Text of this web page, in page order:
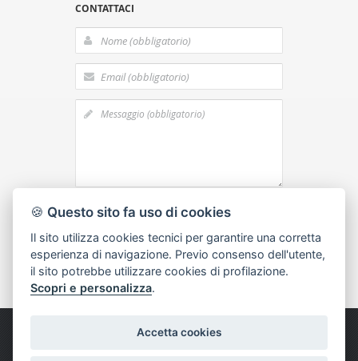
CONTATTACI
personali
Copyright © 2015 Bianchi F.lli -
🍪 Questo sito fa uso di cookies
Il sito utilizza cookies tecnici per garantire una corretta
esperienza di navigazione. Previo consenso dell'utente,
il sito potrebbe utilizzare cookies di profilazione.
Scopri e personalizza.
Accetta cookies